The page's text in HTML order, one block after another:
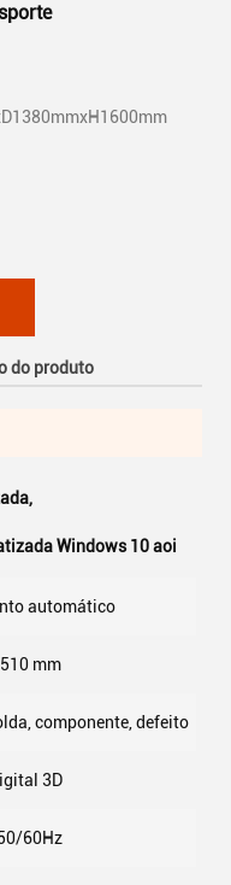
do produto
,
Windows 10 aoi
automático
mm
componente, defeito
3D
60Hz